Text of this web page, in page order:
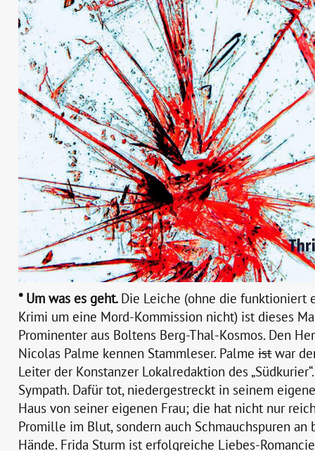
Um was es geht. Die Leiche (ohne die funktioniert
Krimi um eine Mord-Kommission nicht) ist dieses
Prominenter aus Boltens Berg-Thal-Kosmos. Den
Nicolas Palme kennen Stammleser. Palmeistwar
Leiter der Konstanzer Lokalredaktion des
Sympath. Dafür tot, niedergestreckt in seinem
Haus von seiner eigenen Frau; die hat nicht nur
Promille im Blut, sondern auch Schmauchspuren an
Hände. Frida Sturm ist erfolgreiche Liebes-